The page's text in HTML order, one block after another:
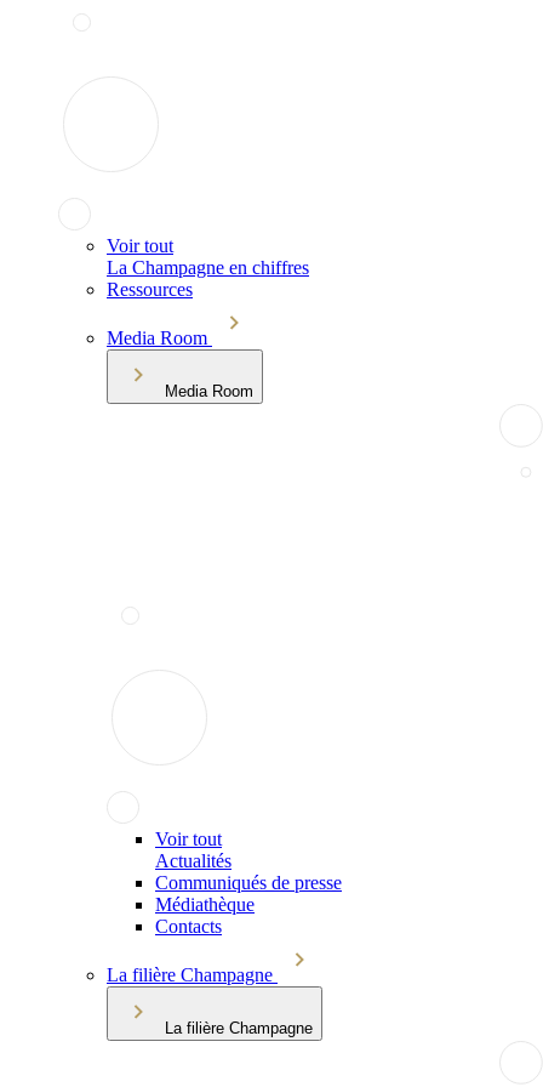
Voir tout
La Champagne en chiffres
Ressources
Media Room
Media Room
Voir tout
Actualités
Communiqués de presse
Médiathèque
Contacts
La filière Champagne
La filière Champagne